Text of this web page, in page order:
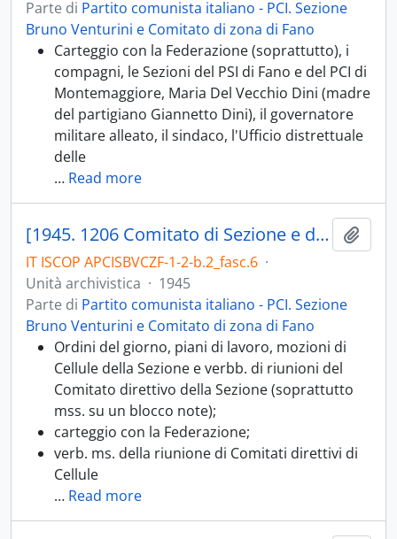
Parte di Partito comunista italiano - PCI. Sezione
Bruno Venturini e Comitato di zona di Fano
Carteggio con la Federazione (soprattutto), i
compagni, le Sezioni del PSI di Fano e del PCI di
Montemaggiore, Maria Del Vecchio Dini (madre
del partigiano Giannetto Dini), il governatore
militare alleato, il sindaco, l'Ufficio distrettuale
delle
… Read more
[1945. 1206 Comitato di Sezione e di coordinamento Bruno Venturini Fano; 1206.03 Riunioni Comitati di rione; 1206.05 Corrispondenza, convocazioni]
IT ISCOP APCISBVCZF-1-2-b.2_fasc.6 ·
Unità archivistica · 1945
Parte di Partito comunista italiano - PCI. Sezione
Bruno Venturini e Comitato di zona di Fano
Ordini del giorno, piani di lavoro, mozioni di
Cellule della Sezione e verbb. di riunioni del
Comitato direttivo della Sezione (soprattutto
mss. su un blocco note);
carteggio con la Federazione;
verb. ms. della riunione di Comitati direttivi di
Cellule
… Read more